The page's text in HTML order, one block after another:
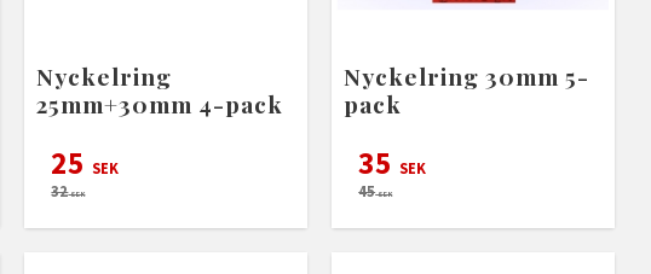
Nyckelring
25mm+30mm 4-pack
25 SEK
32SEK
Nyckelring 30mm 5-
pack
35 SEK
45SEK